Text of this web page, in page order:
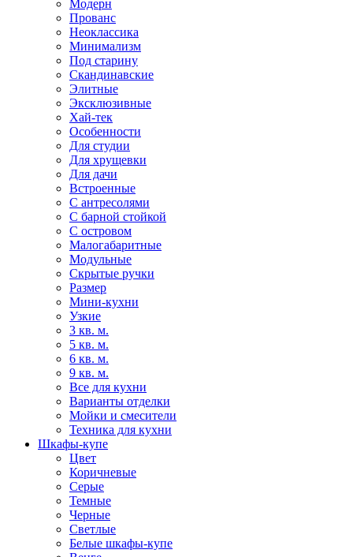
Модерн
Прованс
Неоклассика
Минимализм
Под старину
Скандинавские
Элитные
Эксклюзивные
Хай-тек
Особенности
Для студии
Для хрущевки
Для дачи
Встроенные
С антресолями
С барной стойкой
С островом
Малогабаритные
Модульные
Скрытые ручки
Размер
Мини-кухни
Узкие
3 кв. м.
5 кв. м.
6 кв. м.
9 кв. м.
Все для кухни
Варианты отделки
Мойки и смесители
Техника для кухни
Шкафы-купе
Цвет
Коричневые
Серые
Темные
Черные
Светлые
Белые шкафы-купе